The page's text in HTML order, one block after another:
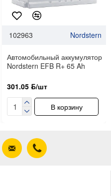
102963 Nordstern
Автомобильный аккумулятор
Nordstern EFB R+ 65 Ah
301.05 ƃ/шт
В корзину